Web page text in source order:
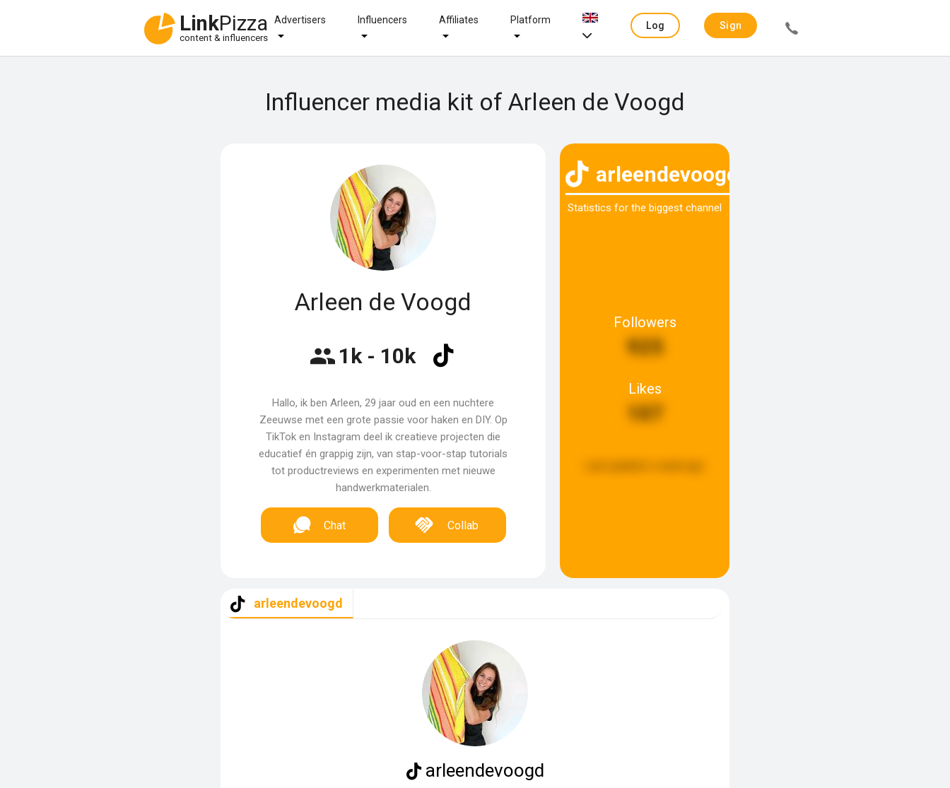
LinkPizza
content & influencers
Advertisers Influencers Affiliates Platform
Log
Sign
Influencer media kit of Arleen de Voogd
Arleen de Voogd
1k - 10k
Hallo, ik ben Arleen, 29 jaar oud en een nuchtere
Zeeuwse met een grote passie voor haken en DIY. Op
TikTok en Instagram deel ik creatieve projecten die
educatief én grappig zijn, van stap-voor-stap tutorials
tot productreviews en experimenten met nieuwe
handwerkmaterialen.
Chat Collab
arleendevoogd
Statistics for the biggest channel
Followers
925
Likes
107
arleendevoogd
arleendevoogd